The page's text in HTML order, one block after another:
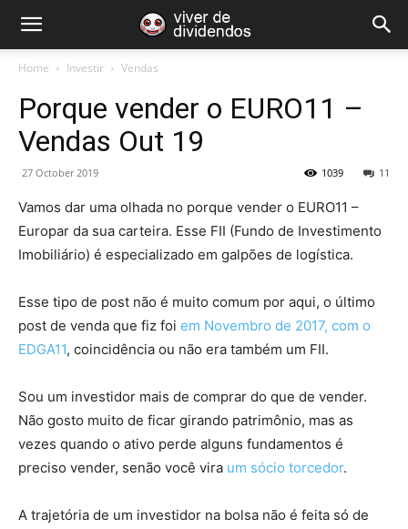
Home Investir Vendas
Porque vender o EURO11 –
Vendas Out 19
27 October 2019 11
1039
Vamos dar uma olhada no porque vender o EURO11 –
Europar da sua carteira. Esse FII (Fundo de Investimento
Imobiliário) é especializado em galpões de logística.
Esse tipo de post não é muito comum por aqui, o último
post de venda que fiz foi em Novembro de 2017, com o
EDGA11, coincidência ou não era também um FII.
Sou um investidor mais de comprar do que de vender.
Não gosto muito de ficar girando patrimônio, mas as
vezes quando o ativo perde alguns fundamentos é
preciso vender, senão você vira um sócio torcedor.
A trajetória de um investidor na bolsa não é feita só de